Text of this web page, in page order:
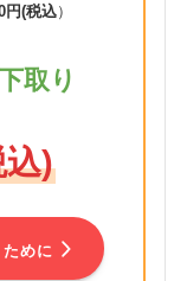
円(税込）
取り
)
めに